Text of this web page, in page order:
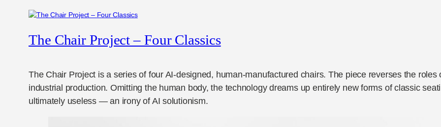
The Chair Project – Four Classics
The Chair Project is a series of four AI-designed, human-manufactured chairs. The piece reverses the
industrial production. Omitting the human body, the technology dreams up entirely new forms of classic
ultimately useless — an irony of AI solutionism.